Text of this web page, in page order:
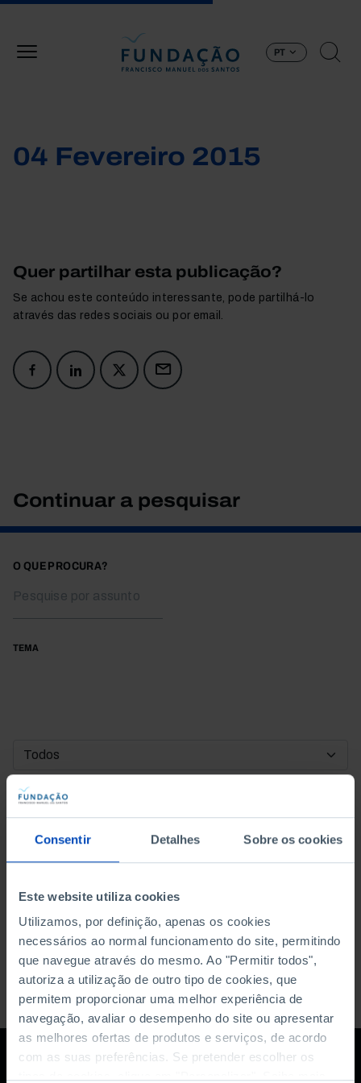
Consentir Detalhes Sobre os cookies
Este website utiliza cookies
Utilizamos, por definição, apenas os cookies
necessários ao normal funcionamento do site, permitindo
que navegue através do mesmo. Ao "Permitir todos",
autoriza a utilização de outro tipo de cookies, que
permitem proporcionar uma melhor experiência de
navegação, avaliar o desempenho do site ou apresentar
as melhores ofertas de produtos e serviços, de acordo
com as suas preferências. Se pretender escolher os
PT
04 Fevereiro 2015
Quer partilhar esta publicação?
Se achou este conteúdo interessante, pode partilhá-lo
através das redes sociais ou por email.
Continuar a pesquisar
O QUE PROCURA?
TEMA
DATA DE INÍCIO
DATA DE FIM